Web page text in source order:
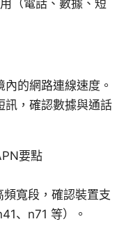
（電話、數據、短
的網路連線速度。
訊，確認數據與通話
要點
寬段，確認裝置支
、n71 等）。